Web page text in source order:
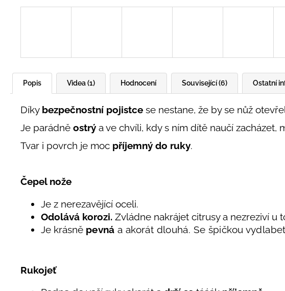
Popis Videa (1) Hodnocení Související (6) Ostatní
Díky bezpečnostní pojistce se nestane, že by se nůž
Je parádně ostrý a ve chvíli, kdy s ním dítě naučí
Tvar i povrch je moc příjemný do ruky.
Čepel nože
Je z nerezavějící oceli.
Odolává korozi. Zvládne nakrájet citrusy a nezreziví u
Je krásně pevná a akorát dlouhá. Se špičkou
Rukojeť